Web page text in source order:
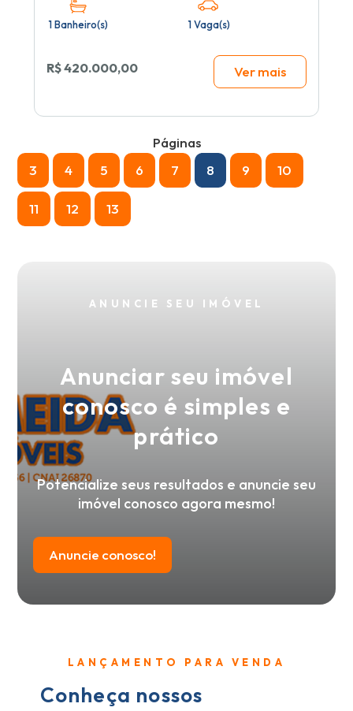
1 Banheiro(s) 1 Vaga(s)
R$ 420.000,00 Ver mais
Páginas
3
4 5 6 7 8 9 10
11 12 13
ANUNCIE SEU IMÓVEL
Anunciar seu imóvel
conosco é simples e
prático
Potencialize seus resultados e anuncie seu
imóvel conosco agora mesmo!
Anuncie conosco!
LANÇAMENTO PARA VENDA
Conheça nossos